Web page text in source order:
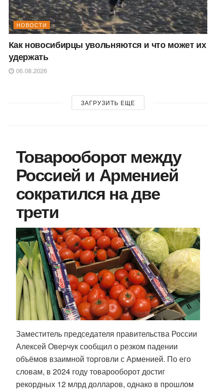
НОВОСТИ
Как новосибирцы увольняются и что может их
удержать
06.08.2026
ЗАГРУЗИТЬ ЕЩЕ
Товарооборот между
Россией и Арменией
сократился на две
трети
Заместитель председателя правительства России
Алексей Оверчук сообщил о резком падении
объёмов взаимной торговли с Арменией. По его
словам, в 2024 году товарооборот достиг
рекордных 12 млрд долларов, однако в прошлом